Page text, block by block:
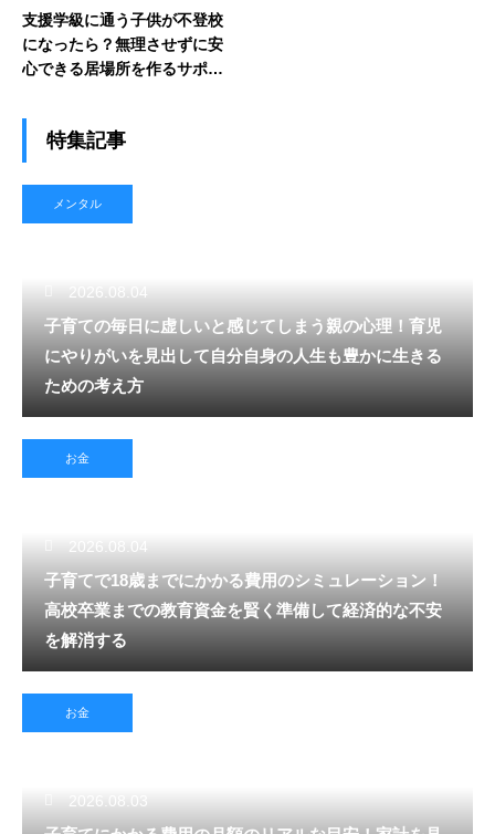
支援学級に通う子供が不登校
になったら？無理させずに安
心できる居場所を作るサポー
特集記事
メンタル
2026.08.04
子育ての毎日に虚しいと感じてしまう親の心理！育児
にやりがいを見出して自分自身の人生も豊かに生きる
ための考え方
お金
2026.08.04
子育てで18歳までにかかる費用のシミュレーション！
高校卒業までの教育資金を賢く準備して経済的な不安
を解消する
お金
2026.08.03